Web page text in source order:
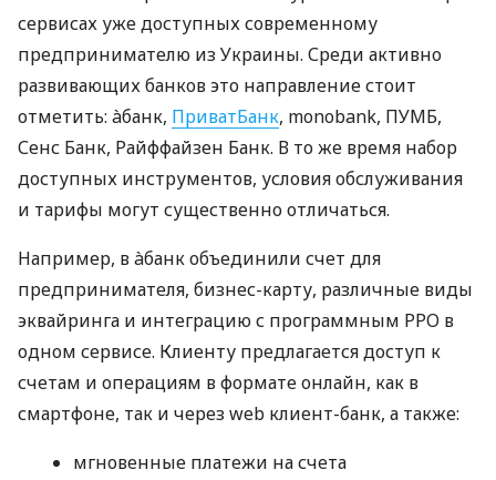
сервисах уже доступных современному
предпринимателю из Украины. Среди активно
развивающих банков это направление стоит
отметить: àбанк, ПриватБанк, monobank, ПУМБ,
Сенс Банк, Райффайзен Банк. В то же время набор
доступных инструментов, условия обслуживания
и тарифы могут существенно отличаться.
Например, в àбанк объединили счет для
предпринимателя, бизнес-карту, различные виды
эквайринга и интеграцию с программным РРО в
одном сервисе. Клиенту предлагается доступ к
счетам и операциям в формате онлайн, как в
смартфоне, так и через web клиент-банк, а также:
мгновенные платежи на счета